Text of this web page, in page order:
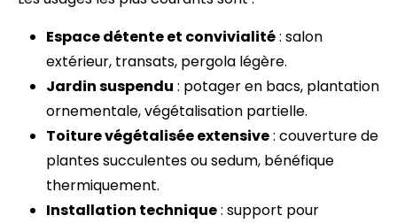
Espace détente et convivialité: salon
extérieur, transats, pergola légère.
Jardin suspendu : potager en bacs, plantation
ornementale, végétalisation partielle.
Toiture végétalisée extensive: couverture de
plantes succulentes ou sedum, bénéfique
thermiquement.
Installation technique: support pour